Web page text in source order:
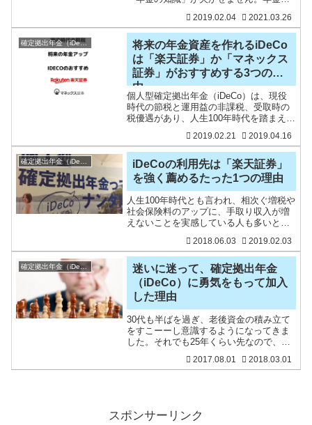
道を鵜呑みにせず、知識武装が大切です
ね。私も年金の知識をもう一度勉強しよ
うと思い、日本経済新
2019.02.04 2021.03.26
確定拠出年金（iDeCo）
将来の年金資産を作れるiDeCo
は「楽天証券」か「マネックス
証券」がおすすめする3つの理
由。
個人型確定拠出年金（iDeCo）は、現役
時代の節税と運用益の非課税、受取時の
税優遇があり、人生100年時代を踏まえ、
機関がiDeCoを取り扱っていますが、銀
行や生命保険のiDeCoはすべて無視して
構いませ
2019.02.21 2019.04.16
iDeCoの利用先は「楽天証券」
を強く薦めるたった1つの理由
人生100年時代とも言われ、相次ぐ増税や
社会保険料のアップに、手取り収入が増
えないことを実感している人も多いと思
に、過度な貯金をすると、お金は貯まっ
てももう若くないという状態になってし
まいます。貯めるのは
2018.06.03 2019.02.03
確定拠出年金（iDeCo）
迷いに迷って、確定拠出年金
（iDeCo）に勇気をもって加入
した理由
30代も半ばを過ぎ、老後資金の積み立て
をすこーーし意識するようになってきま
した。それでも25年くらい先なので、貯
ですが。どちらかというと『まぁ、なん
2017.08.01 2018.03.01
スポンサーリンク